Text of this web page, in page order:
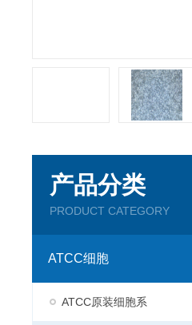
产品分类
PRODUCT CATEGORY
ATCC细胞
ATCC原装细胞系